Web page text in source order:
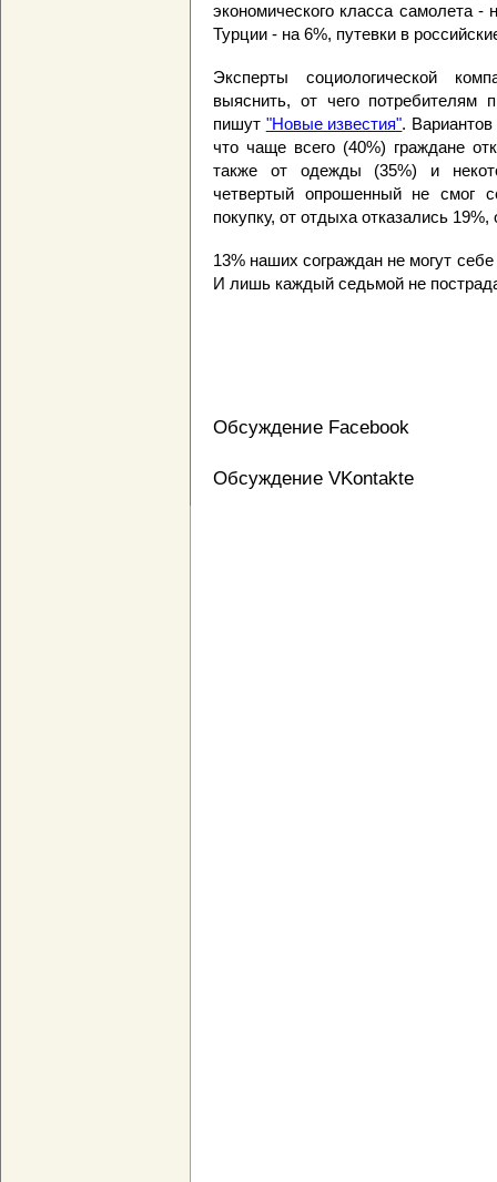
экономического класса самолета
Турции - на 6%, путевки в
Эксперты социологической
выяснить, от чего потребителям
пишут "Новые известия".
что чаще всего (40%) граждане
также от одежды (35%) и
четвертый опрошенный не смог
покупку, от отдыха отказались
13% наших сограждан не могут
И лишь каждый седьмой не
Обсуждение Facebook
Обсуждение VKontakte